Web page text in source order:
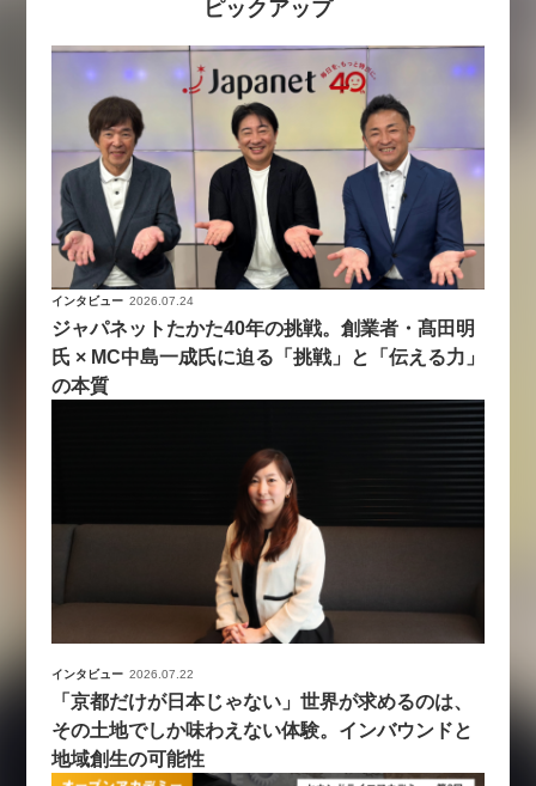
ピックアップ
インタビュー 2026.07.24
ジャパネットたかた40年の挑戦。創業者・髙田明
氏 × MC中島一成氏に迫る「挑戦」と「伝える力」
の本質
インタビュー 2026.07.22
「京都だけが日本じゃない」世界が求めるのは、
その土地でしか味わえない体験。インバウンドと
地域創生の可能性